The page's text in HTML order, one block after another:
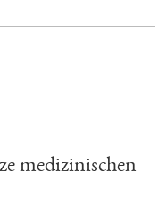
medizinischen